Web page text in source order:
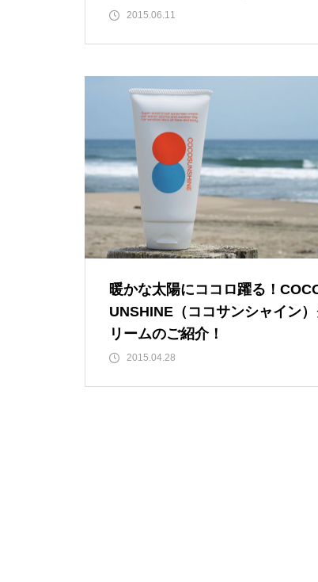
2015.06.11
暖かな太陽にココロ躍る！
UNSHINE（ココサンシャイン）
リームのご紹介！
2015.04.28